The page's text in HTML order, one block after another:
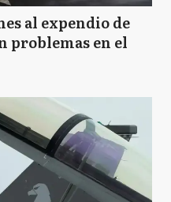
al expendio de
problemas en el